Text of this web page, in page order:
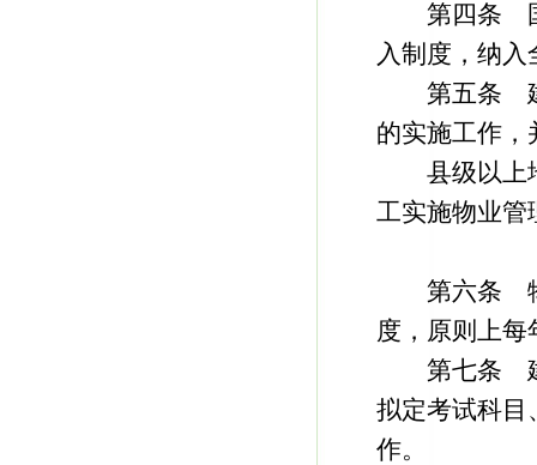
第四条 国
入制度，纳
第五条 建
的实施工作，
县级以上地
工实施物业管
第六条 物
度，原则上每
第七条 建
拟定考试科目
作。